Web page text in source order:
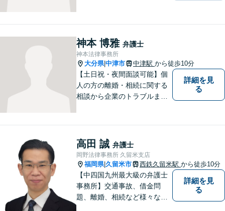
笑顔と元気を取り戻し、新た
な第一歩を踏み出せるよう、
最大限尽力します。
神本 博雅 弁護士
神本法律事務所
大分県|中津市 中津駅 から徒歩10分
【土日祝・夜間面談可能】個
人の方の離婚・相続に関する
相談から企業のトラブルまで
詳細を見
る
高田 誠 弁護士
岡野法律事務所 久留米支店
福岡県|久留米市 西鉄久留米駅 から徒歩10分
【中四国九州最大級の弁護士
事務所】交通事故、借金問
題、離婚、相続など様々な問
詳細を見
る